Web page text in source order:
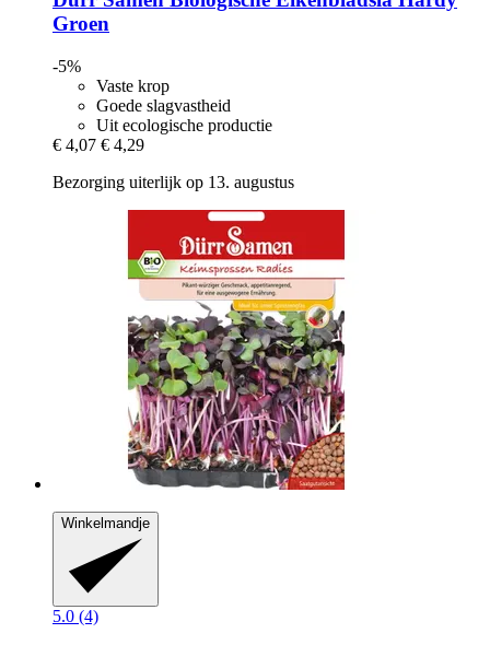
Groen
-5%
Vaste krop
Goede slagvastheid
Uit ecologische productie
€ 4,07 € 4,29
Bezorging uiterlijk op 13. augustus
Winkelmandje
5.0 (4)